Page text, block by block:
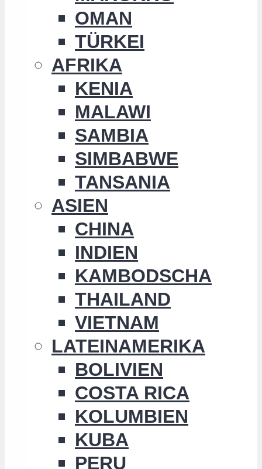
OMAN
TÜRKEI
AFRIKA
KENIA
MALAWI
SAMBIA
SIMBABWE
TANSANIA
ASIEN
CHINA
INDIEN
KAMBODSCHA
THAILAND
VIETNAM
LATEINAMERIKA
BOLIVIEN
COSTA RICA
KOLUMBIEN
KUBA
PERU